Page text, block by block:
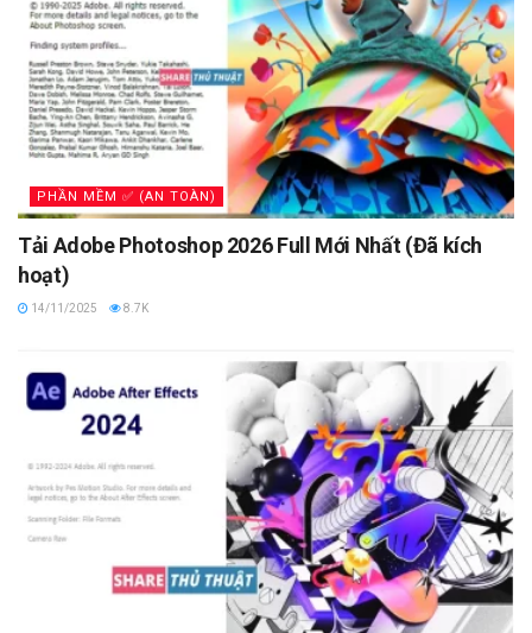
PHẦN MỀM ✅ (AN TOÀN)
Tải Adobe Photoshop 2026 Full Mới Nhất (Đã kích
hoạt)
14/11/2025 8.7K